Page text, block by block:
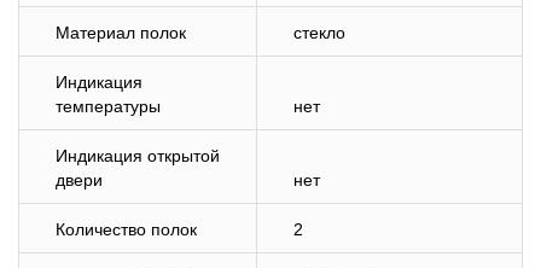
Материал полок стекло
Индикация
температуры
нет
Индикация открытой
двери
нет
Количество полок 2